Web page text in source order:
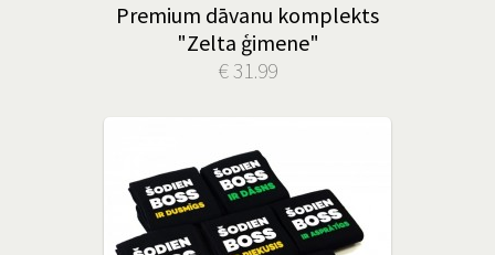
Premium dāvanu komplekts
"Zelta ģimene"
€ 31.99